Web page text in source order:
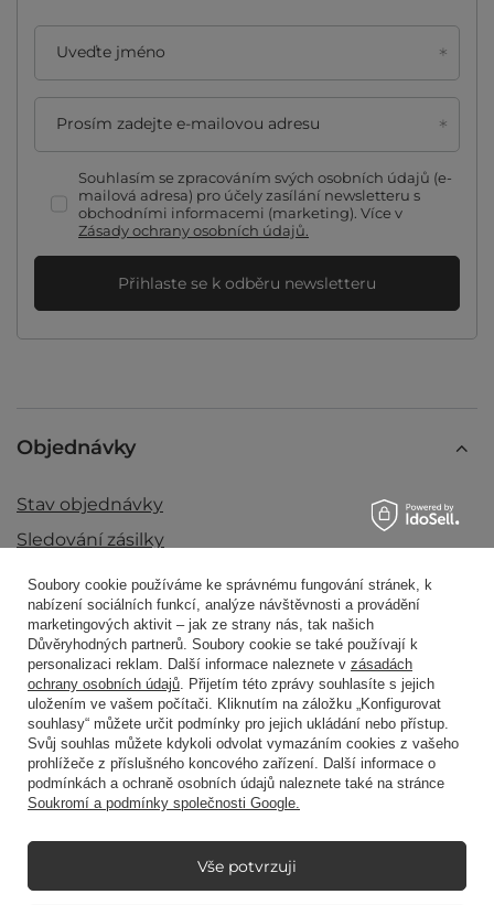
Uveďte jméno
Prosím zadejte e-mailovou adresu
Souhlasím se zpracováním svých osobních údajů (e-
mailová adresa) pro účely zasílání newsletteru s
obchodními informacemi (marketing). Více v
Zásady ochrany osobních údajů.
Přihlaste se k odběru newsletteru
Objednávky
Stav objednávky
Sledování zásilky
Chci produkt reklamovat
Chci vrátit produkt
Chci vyměnit produkt
Kontakt
Účet
Předpisy
Soubory cookie používáme ke správnému fungování stránek, k
nabízení sociálních funkcí, analýze návštěvnosti a provádění
marketingových aktivit – jak ze strany nás, tak našich
Důvěryhodných partnerů. Soubory cookie se také používají k
personalizaci reklam. Další informace naleznete v zásadách
ochrany osobních údajů. Přijetím této zprávy souhlasíte s jejich
uložením ve vašem počítači. Kliknutím na záložku „Konfigurovat
souhlasy“ můžete určit podmínky pro jejich ukládání nebo přístup.
Svůj souhlas můžete kdykoli odvolat vymazáním cookies z vašeho
prohlížeče z příslušného koncového zařízení. Další informace o
podmínkách a ochraně osobních údajů naleznete také na stránce
Soukromí a podmínky společnosti Google.
Vše potvrzuji